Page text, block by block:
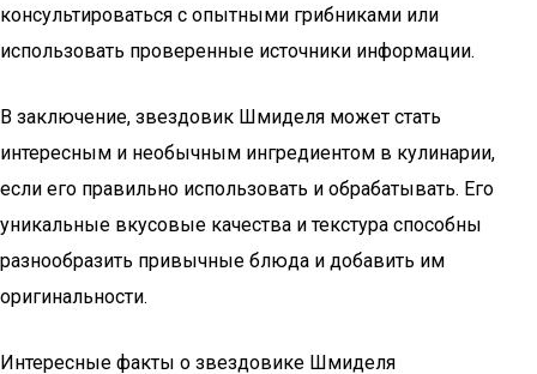
консультироваться с опытными грибниками или
использовать проверенные источники информации.
В заключение, звездовик Шмиделя может стать
интересным и необычным ингредиентом в кулинарии,
если его правильно использовать и обрабатывать. Его
уникальные вкусовые качества и текстура способны
разнообразить привычные блюда и добавить им
оригинальности.
Интересные факты о звездовике Шмиделя